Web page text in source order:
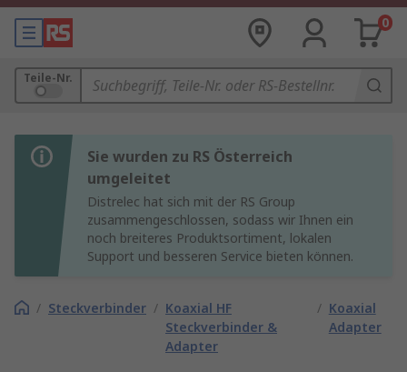
0
Teile-Nr.
Sie wurden zu RS Österreich
umgeleitet
Distrelec hat sich mit der RS Group
zusammengeschlossen, sodass wir Ihnen ein
noch breiteres Produktsortiment, lokalen
Support und besseren Service bieten können.
/ Steckverbinder / Koaxial HF
Steckverbinder &
Adapter
/ Koaxial
Adapter